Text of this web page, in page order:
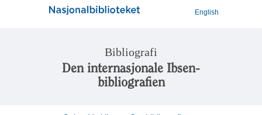
English
Bibliografi
Den internasjonale Ibsen-
bibliografien